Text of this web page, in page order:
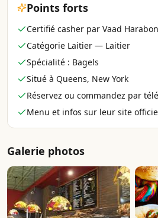
Points forts
Certifié casher par Vaad
Catégorie Laitier — Laitier
Spécialité : Bagels
Situé à Queens, New York
Réservez ou commandez par
Menu et infos sur leur site
Galerie photos